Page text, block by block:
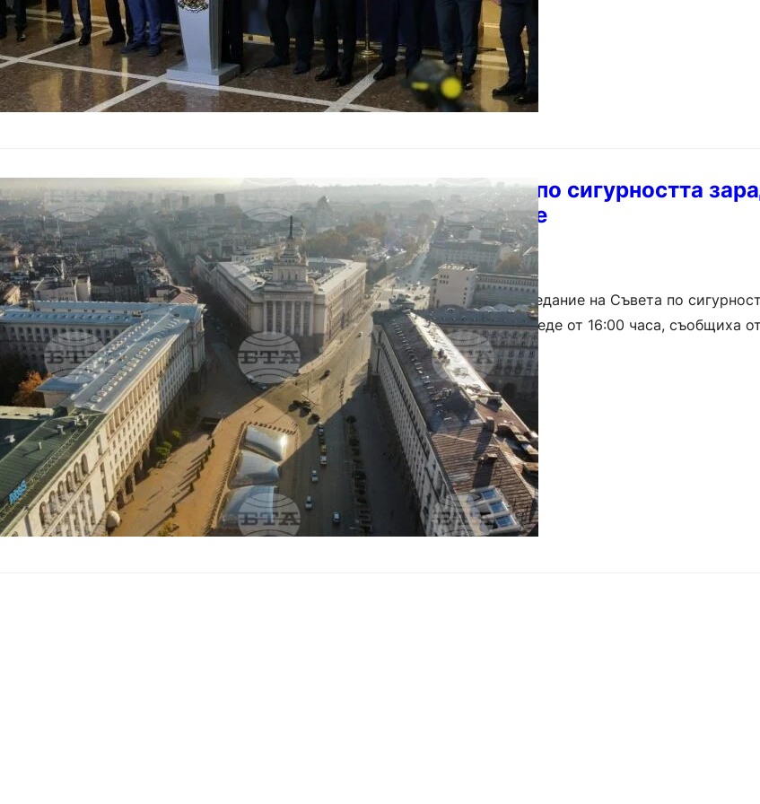
Желязков свиква Съвета по сигурността
геополитическите рискове
България–04.03.2025
Премиерът Росен Желязков свиква заседание на Съвета по
Министерския съвет, което ще се проведе от 16:00 часа, съобщиха
пресслужба. Основният фокус на заседанието ще бъде „Анализ…